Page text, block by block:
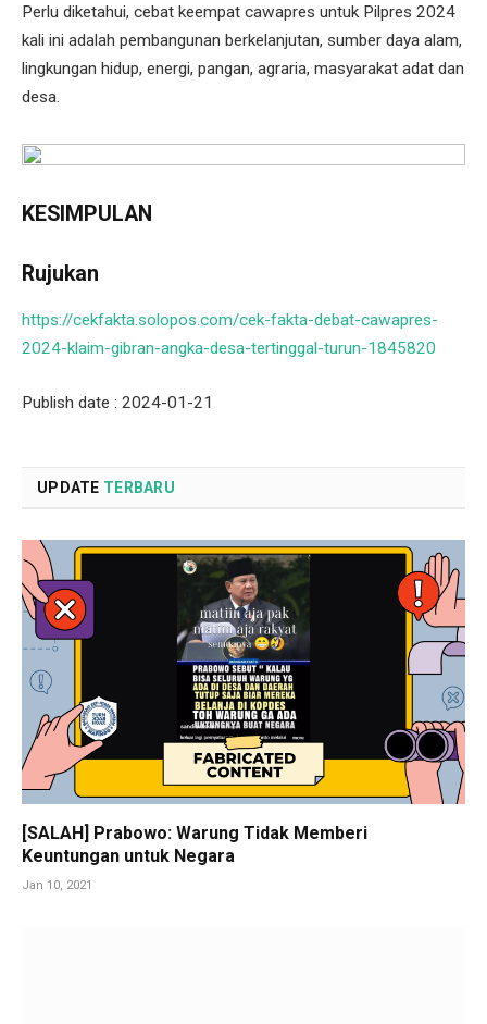
Perlu diketahui, cebat keempat cawapres untuk Pilpres 2024
kali ini adalah pembangunan berkelanjutan, sumber daya alam,
lingkungan hidup, energi, pangan, agraria, masyarakat adat dan
desa.
KESIMPULAN
Rujukan
https://cekfakta.solopos.com/cek-fakta-debat-cawapres-
2024-klaim-gibran-angka-desa-tertinggal-turun-1845820
Publish date : 2024-01-21
UPDATE TERBARU
[SALAH] Prabowo: Warung Tidak Memberi
Keuntungan untuk Negara
Jan 10, 2021